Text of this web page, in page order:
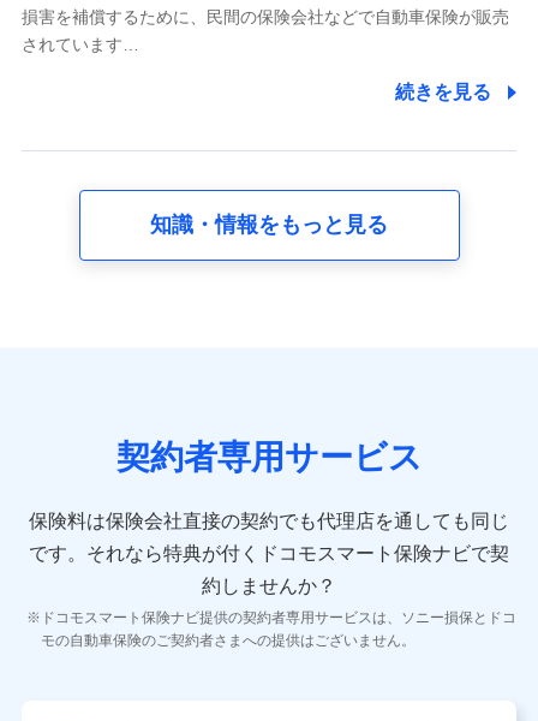
購入されたサービスや商品の名称・購入場所・決済に関
する情報、アンケートの回答に関する情報などが含まれ
の内容、保険料、保険料のお支払方法、車のメーカーや
走行距離などの情報、建物の構造や築年数などの情報、
険契約に関する情報。例として、保険契約者及び被保険
者の氏名、住所、生年月日、性別、保険契約者と被保険
報、建物の構造や築年数などの情報、ペットの種類や年
齢などの情報などが含まれます。
【共同して利用する者の範囲】
当社
損害を補償するために、民間の保険会社などで自動車保険が販売
されています…
続きを見る
知識・情報をもっと見る
契約者専用サービス
保険料は保険会社直接の契約でも代理店を通しても同じ
です。 それなら特典が付くドコモスマート保険ナビで契
約しませんか？
ドコモスマート保険ナビ提供の契約者専用サービスは、ソニー損保とドコ
モの自動車保険のご契約者さまへの提供はございません。